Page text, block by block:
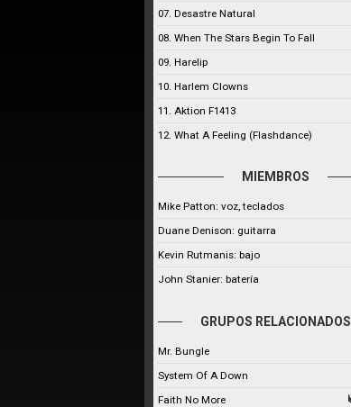
07. Desastre Natural
08. When The Stars Begin To Fall
09. Harelip
10. Harlem Clowns
11. Aktion F1413
12. What A Feeling (Flashdance)
MIEMBROS
Mike Patton: voz, teclados
Duane Denison: guitarra
Kevin Rutmanis: bajo
John Stanier: batería
GRUPOS RELACIONADOS
Mr. Bungle
System Of A Down
Faith No More